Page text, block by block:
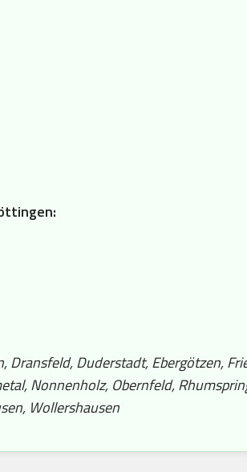
Duderstadt, Ebergötzen,
Nonnenholz, Obernfeld,
Wollershausen